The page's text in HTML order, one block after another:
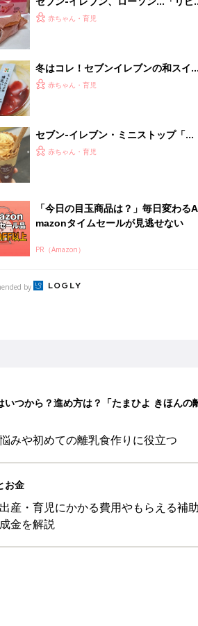
PR（Amazon）
いつから？進め方は？「たまひよ きほんの離
悩みや初めての離乳食作りに役立つ
お金
出産・育児にかかる費用やもらえる補助
金を解説
ュウジ監修】
？「思い出があって捨てられない」に収納
ティ」超優秀！トラベルグッズ4選